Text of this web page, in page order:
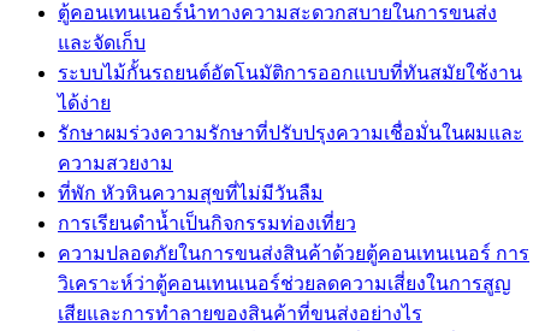
ตู้คอนเทนเนอร์นำทางความสะดวกสบายในการขนส่ง
และจัดเก็บ
ระบบไม้กั้นรถยนต์อัตโนมัติการออกแบบที่ทันสมัยใช้งาน
ได้ง่าย
รักษาผมร่วงความรักษาที่ปรับปรุงความเชื่อมั่นในผมและ
ความสวยงาม
ที่พัก หัวหินความสุขที่ไม่มีวันลืม
การเรียนดำน้ำเป็นกิจกรรมท่องเที่ยว
ความปลอดภัยในการขนส่งสินค้าด้วยตู้คอนเทนเนอร์ การ
วิเคราะห์ว่าตู้คอนเทนเนอร์ช่วยลดความเสี่ยงในการสูญ
เสียและการทำลายของสินค้าที่ขนส่งอย่างไร